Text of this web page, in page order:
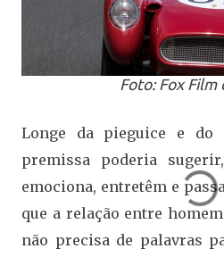
Foto: Fox Film
Longe da pieguice e do
premissa poderia
emociona, entretêm e
que a relação entre
não precisa de palavras